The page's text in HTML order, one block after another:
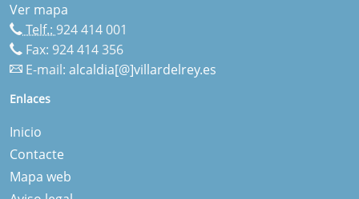
Ver mapa
Telf.: 924 414 001
Fax: 924 414 356
E-mail: alcaldia[@]villardelrey.es
Enlaces
Inicio
Contacte
Mapa web